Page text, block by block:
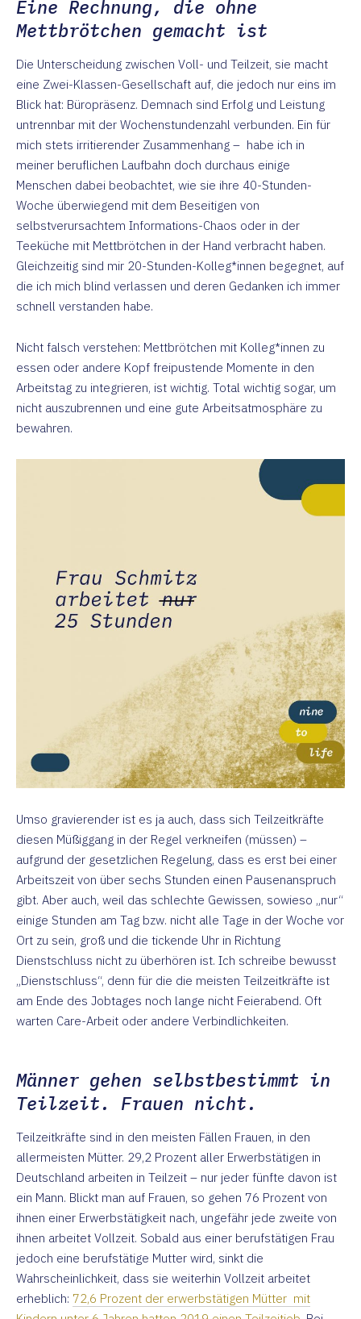
Eine Rechnung, die ohne
Mettbrötchen gemacht ist
Die Unterscheidung zwischen Voll- und Teilzeit, sie macht
eine Zwei-Klassen-Gesellschaft auf, die jedoch nur eins im
Blick hat: Büropräsenz. Demnach sind Erfolg und Leistung
untrennbar mit der Wochenstundenzahl verbunden. Ein für
mich stets irritierender Zusammenhang – habe ich in
meiner beruflichen Laufbahn doch durchaus einige
Menschen dabei beobachtet, wie sie ihre 40-Stunden-
Woche überwiegend mit dem Beseitigen von
selbstverursachtem Informations-Chaos oder in der
Teeküche mit Mettbrötchen in der Hand verbracht haben.
Gleichzeitig sind mir 20-Stunden-Kolleg*innen begegnet, auf
die ich mich blind verlassen und deren Gedanken ich immer
schnell verstanden habe.
Nicht falsch verstehen: Mettbrötchen mit Kolleg*innen zu
essen oder andere Kopf freipustende Momente in den
Arbeitstag zu integrieren, ist wichtig. Total wichtig sogar, um
nicht auszubrennen und eine gute Arbeitsatmosphäre zu
bewahren.
Umso gravierender ist es ja auch, dass sich Teilzeitkräfte
diesen Müßiggang in der Regel verkneifen (müssen) –
aufgrund der gesetzlichen Regelung, dass es erst bei einer
Arbeitszeit von über sechs Stunden einen Pausenanspruch
gibt. Aber auch, weil das schlechte Gewissen, sowieso „nur“
einige Stunden am Tag bzw. nicht alle Tage in der Woche vor
Ort zu sein, groß und die tickende Uhr in Richtung
Dienstschluss nicht zu überhören ist. Ich schreibe bewusst
„Dienstschluss“, denn für die die meisten Teilzeitkräfte ist
am Ende des Jobtages noch lange nicht Feierabend. Oft
warten Care-Arbeit oder andere Verbindlichkeiten.
Männer gehen selbstbestimmt in
Teilzeit. Frauen nicht.
Teilzeitkräfte sind in den meisten Fällen Frauen, in den
allermeisten Mütter. 29,2 Prozent aller Erwerbstätigen in
Deutschland arbeiten in Teilzeit – nur jeder fünfte davon ist
ein Mann. Blickt man auf Frauen, so gehen 76 Prozent von
ihnen einer Erwerbstätigkeit nach, ungefähr jede zweite von
ihnen arbeitet Vollzeit. Sobald aus einer berufstätigen Frau
jedoch eine berufstätige Mutter wird, sinkt die
Wahrscheinlichkeit, dass sie weiterhin Vollzeit arbeitet
erheblich: 72,6 Prozent der erwerbstätigen Mütter mit